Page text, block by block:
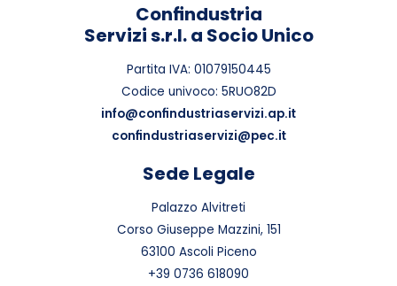
Confindustria
Servizi s.r.l. a Socio Unico
Partita IVA: 01079150445
Codice univoco: 5RUO82D
info@confindustriaservizi.ap.it
confindustriaservizi@pec.it
Sede Legale
Palazzo Alvitreti
Corso Giuseppe Mazzini, 151
63100 Ascoli Piceno
+39 0736 618090